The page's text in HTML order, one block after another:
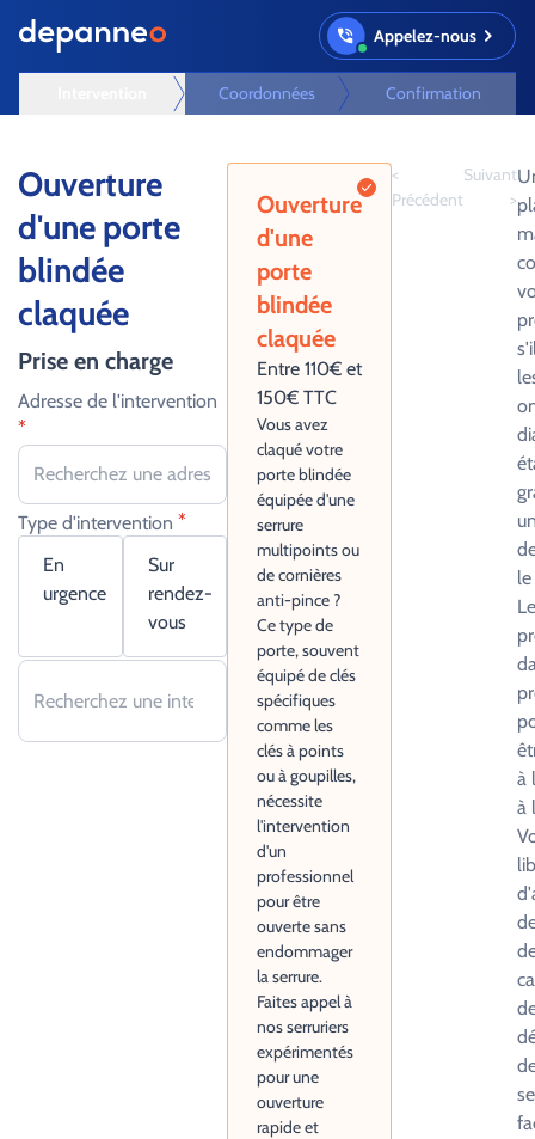
Coordonnées Confirmation
Appelez-nous
Ouverture
d'une porte
blindée
claquée
Prise en charge
Adresse de l'intervention
*
Type d'intervention *
En
urgence
Sur
rendez-
vous
Ouverture
d'une
porte
blindée
claquée
Entre 110€ et
150€ TTC
Vous avez
claqué votre
porte blindée
équipée d'une
serrure
multipoints ou
de cornières
anti-pince ?
Ce type de
porte, souvent
équipé de clés
spécifiques
comme les
clés à points
ou à goupilles,
nécessite
l'intervention
d'un
professionnel
pour être
ouverte sans
endommager
la serrure.
Faites appel à
nos serruriers
expérimentés
pour une
ouverture
rapide et
<
Précédent
Suivant
>
à
à